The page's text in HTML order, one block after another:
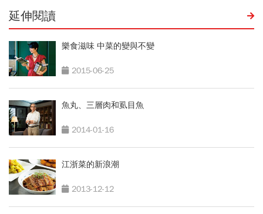
延伸閱讀
樂食滋味 中菜的變與不變
2015-06-25
魚丸、三層肉和虱目魚
2014-01-16
江浙菜的新浪潮
2013-12-12